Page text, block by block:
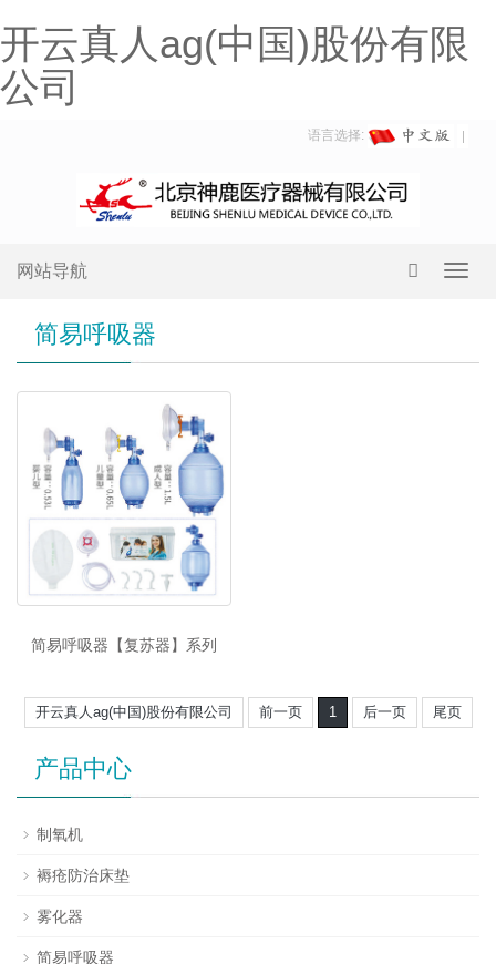
开云真人ag(中国)股份有限
公司
语言选择:
网站导航
简易呼吸器
简易呼吸器【复苏器】系列
开云真人ag(中国)股份有限公司 前一页 1 后一页 尾页
产品中心
制氧机
褥疮防治床垫
雾化器
简易呼吸器